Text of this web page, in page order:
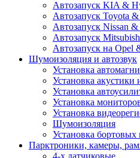
Автозапуск KIA &
Автозапуск Toyota
Автозапуск Nissan
Автозапуск
Автозапуск на Opel
Шумоизоляция и автозвук
Установка
Установка акустики
Установка
Установка
Установка
Шумоизоляция
Установка бортовых
Парктроники, камеры,
4-х датчиковые